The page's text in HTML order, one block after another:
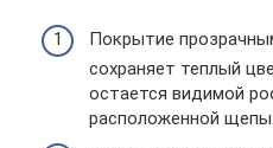
Покрытие
сохраняет теплый
остается видимой
расположенной щепы.